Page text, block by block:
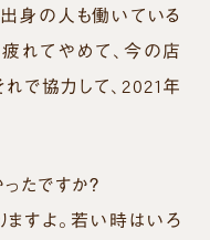
出身の人も働いている
疲れてやめて、今の店
れで協力して、2021年
たですか？
すよ。若い時はいろ